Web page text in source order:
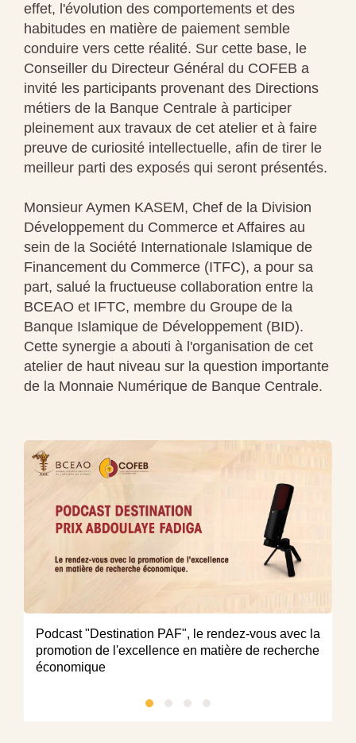
effet, l'évolution des comportements et des
habitudes en matière de paiement semble
conduire vers cette réalité. Sur cette base, le
Conseiller du Directeur Général du COFEB a
invité les participants provenant des Directions
métiers de la Banque Centrale à participer
pleinement aux travaux de cet atelier et à faire
preuve de curiosité intellectuelle, afin de tirer le
meilleur parti des exposés qui seront présentés.
Monsieur Aymen KASEM, Chef de la Division
Développement du Commerce et Affaires au
sein de la Société Internationale Islamique de
Financement du Commerce (ITFC), a pour sa
part, salué la fructueuse collaboration entre la
BCEAO et IFTC, membre du Groupe de la
Banque Islamique de Développement (BID).
Cette synergie a abouti à l'organisation de cet
atelier de haut niveau sur la question importante
de la Monnaie Numérique de Banque Centrale.
Podcast "Destination PAF", le rendez-vous avec la
promotion de l'excellence en matière de recherche
économique